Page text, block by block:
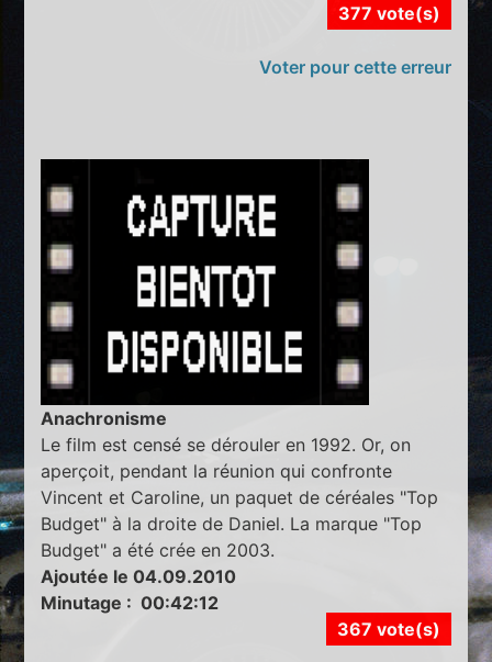
377 vote(s)
Voter pour cette erreur
Anachronisme
Le film est censé se dérouler en 1992. Or, on
aperçoit, pendant la réunion qui confronte
Vincent et Caroline, un paquet de céréales "Top
Budget" à la droite de Daniel. La marque "Top
Budget" a été crée en 2003.
Ajoutée le 04.09.2010
Minutage : 00:42:12
367 vote(s)